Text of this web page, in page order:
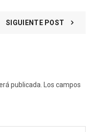
SIGUIENTE POST
publicada. Los campos